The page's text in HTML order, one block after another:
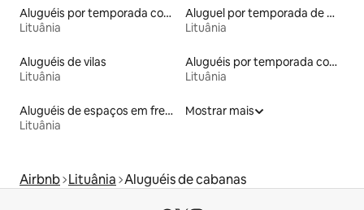
Aluguéis por temporada com acesso ao lago
Lituânia
Aluguel por temporada de microcasas
Lituânia
Aluguéis de vilas
Lituânia
Aluguéis por temporada com sauna
Lituânia
Aluguéis de espaços em frente à praia
Lituânia
Mostrar mais
Airbnb Lituânia Aluguéis de cabanas